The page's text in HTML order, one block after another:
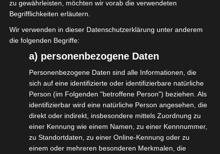
Veranstaltungen sowie der Untersagung
von größeren Shows und Veranstaltungen in
der Schweiz und in Frankreich, erreichen uns
viele Anfragen von Mitgliedern und
Kollegen.
Dabei sind zahlreiche konkrete Fragen zu
Storno- und Absageregelungen, aber auch
viele besorgte Nachfragen, welche
Auswirkungen das Virus und die Folgen
daraus auf unsere Branche haben wird.
zu gewährleisten, möchten wir vorab die verwendeten
Begrifflichkeiten erläutern.
Wir verwenden in dieser Datenschutzerklärung unter anderem
die folgenden Begriffe:
a) personenbezogene Daten
Personenbezogene Daten sind alle Informationen, die
sich auf eine identifizierte oder identifizierbare natürliche
Person (im Folgenden "betroffene Person") beziehen. Als
identifizierbar wird eine natürliche Person angesehen, die
direkt oder indirekt, insbesondere mittels Zuordnung zu
einer Kennung wie einem Namen, zu einer Kennnummer,
zu Standortdaten, zu einer Online-Kennung oder zu
einem oder mehreren besonderen Merkmalen, die